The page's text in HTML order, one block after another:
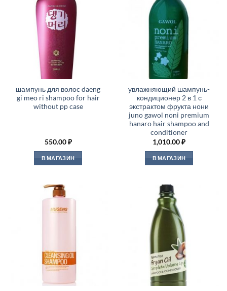
шампунь для волос daeng
gi meo ri shampoo for hair
without pp case
550.00₽
В МАГАЗИН
увлажняющий шампунь-
кондиционер 2 в 1 с
экстрактом фрукта нони
juno gawol noni premium
hanaro hair shampoo and
conditioner
1,010.00₽
В МАГАЗИН